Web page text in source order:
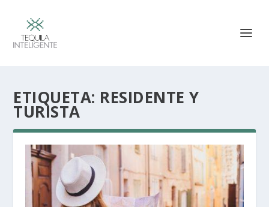
ETIQUETA: RESIDENTE Y
TURISTA